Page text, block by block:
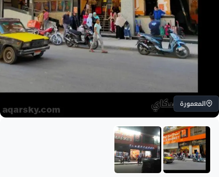
المعمورة